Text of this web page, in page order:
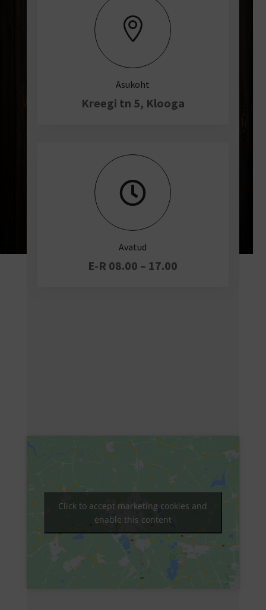

Asukoht
Kreegi tn 5, Klooga

Avatud
E-R 08.00 – 17.00
Click to accept marketing cookies and
enable this content